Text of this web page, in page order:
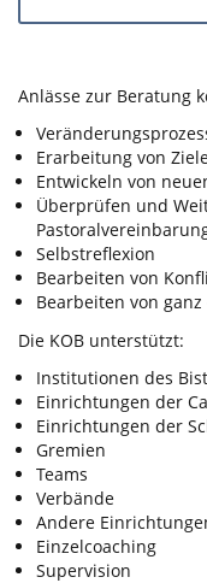
Anlässe zur Beratung
Erarbeitung von
Entwickeln von
Überprüfen und
Selbstreflexion
Bearbeiten von
Bearbeiten von
Die KOB unterstützt:
Institutionen des
Einrichtungen der
Einrichtungen der
Gremien
Teams
Verbände
Andere
Einzelcoaching
Supervision